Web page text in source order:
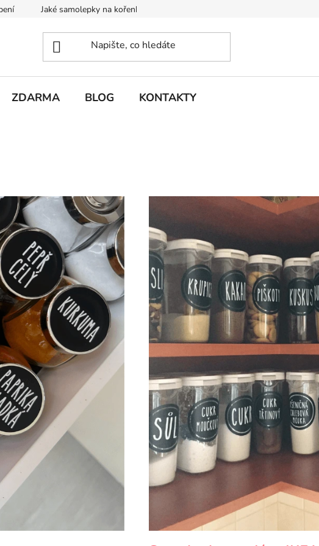
Jaké samolepky na kořenky a dózy vybrat?
ZDARMA BLOG KONTAKTY